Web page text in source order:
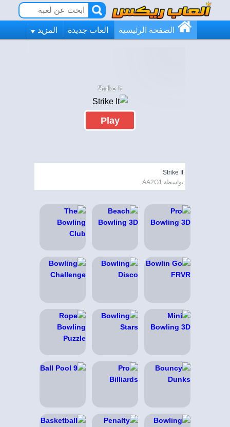
الصفحة الرئيسية العاب جديدة المزيد
Strike It
Play
Strike It
بواسطة AA2G1